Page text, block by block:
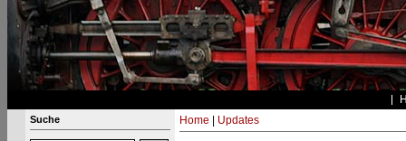
Suche Home Updates